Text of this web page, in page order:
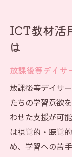
ICT教材活
は
放課後等デイ
放課後等デイサ
たちの学習意欲
わせた支援が可
は視覚的・聴覚
め、学習への苦